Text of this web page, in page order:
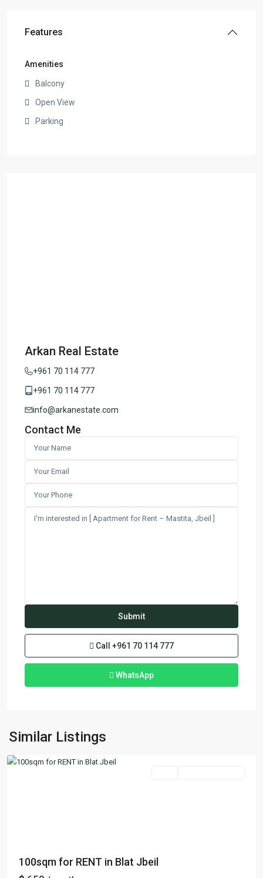
Features
Amenities
Balcony
Open View
Parking
Arkan Real Estate
+961 70 114 777
+961 70 114 777
info@arkanestate.com
Contact Me
Call +961 70 114 777
WhatsApp
Similar Listings
Blat
Keserwan
100sqm for RENT in Blat Jbeil